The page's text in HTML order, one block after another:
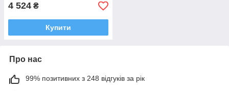
4 524 ₴
Купити
Про нас
99% позитивних з 248 відгуків за рік